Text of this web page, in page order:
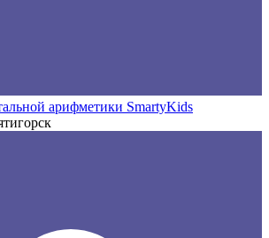
арифметики SmartyKids